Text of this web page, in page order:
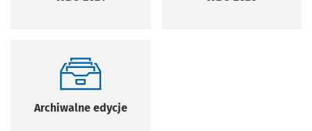
Archiwalne edycje